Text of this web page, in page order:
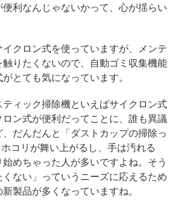
利なんじゃないかって、心が揺らい
イクロン式を使っていますが、メンテ
りたくないので、自動ゴミ収集機能
とても気になっています。
ティック掃除機といえばサイクロン式
ン式が便利だってことに、誰も異議
だんだんと「ダストカップの掃除っ
コリが舞い上がるし、手は汚れる
始めちゃった人が多いですよね。そう
ない」っていうニーズに応えるため
製品が多くなっていますね。